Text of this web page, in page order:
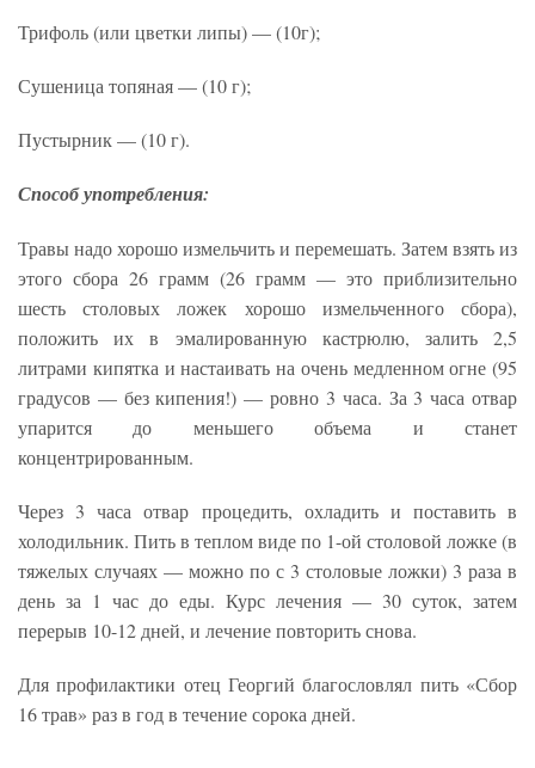
Трифоль (или цветки липы) — (10г);
Сушеница топяная — (10 г);
Пустырник — (10 г).
Способ употребления:
Травы надо хорошо измельчить и перемешать. Затем взять из
этого сбора 26 грамм (26 грамм — это приблизительно
шесть столовых ложек хорошо измельченного сбора),
положить их в эмалированную кастрюлю, залить 2,5
литрами кипятка и настаивать на очень медленном огне (95
градусов — без кипения!) — ровно 3 часа. За 3 часа отвар
упарится до меньшего объема и станет
концентрированным.
Через 3 часа отвар процедить, охладить и поставить в
холодильник. Пить в теплом виде по 1-ой столовой ложке (в
тяжелых случаях — можно по с 3 столовые ложки) 3 раза в
день за 1 час до еды. Курс лечения — 30 суток, затем
перерыв 10-12 дней, и лечение повторить снова.
Для профилактики отец Георгий благословлял пить «Сбор
16 трав» раз в год в течение сорока дней.